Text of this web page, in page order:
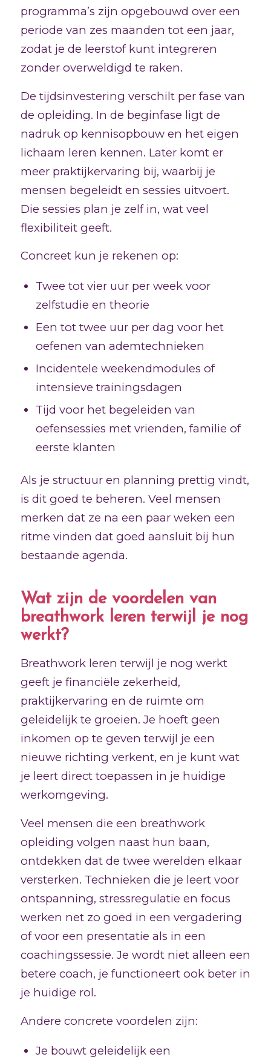
programma’s zijn opgebouwd over een
periode van zes maanden tot een jaar,
zodat je de leerstof kunt integreren
zonder overweldigd te raken.
De tijdsinvestering verschilt per fase van
de opleiding. In de beginfase ligt de
nadruk op kennisopbouw en het eigen
lichaam leren kennen. Later komt er
meer praktijkervaring bij, waarbij je
mensen begeleidt en sessies uitvoert.
Die sessies plan je zelf in, wat veel
flexibiliteit geeft.
Concreet kun je rekenen op:
Twee tot vier uur per week voor
zelfstudie en theorie
Een tot twee uur per dag voor het
oefenen van ademtechnieken
Incidentele weekendmodules of
intensieve trainingsdagen
Tijd voor het begeleiden van
oefensessies met vrienden, familie of
eerste klanten
Als je structuur en planning prettig vindt,
is dit goed te beheren. Veel mensen
merken dat ze na een paar weken een
ritme vinden dat goed aansluit bij hun
bestaande agenda.
Wat zijn de voordelen van
breathwork leren terwijl je nog
werkt?
Breathwork leren terwijl je nog werkt
geeft je financiële zekerheid,
praktijkervaring en de ruimte om
geleidelijk te groeien. Je hoeft geen
inkomen op te geven terwijl je een
nieuwe richting verkent, en je kunt wat
je leert direct toepassen in je huidige
werkomgeving.
Veel mensen die een breathwork
opleiding volgen naast hun baan,
ontdekken dat de twee werelden elkaar
versterken. Technieken die je leert voor
ontspanning, stressregulatie en focus
werken net zo goed in een vergadering
of voor een presentatie als in een
coachingssessie. Je wordt niet alleen een
betere coach, je functioneert ook beter in
je huidige rol.
Andere concrete voordelen zijn:
Je bouwt geleidelijk een